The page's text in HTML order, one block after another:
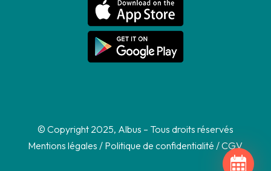
© Copyright 2025, Albus – Tous droits réservés
Mentions légales / Politique de confidentialité /CGV